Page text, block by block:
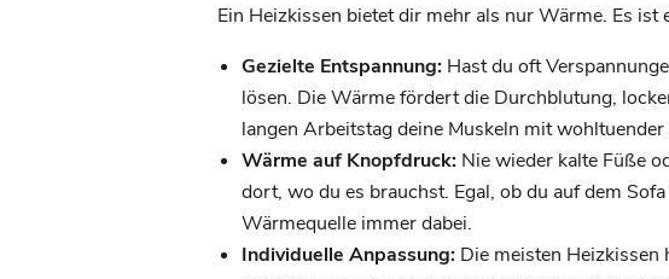
Ein Heizkissen bietet dir mehr als nur Wärme. Es
Gezielte Entspannung: Hast du oft
lösen. Die Wärme fördert die Durchblutung,
langen Arbeitstag deine Muskeln mit
Wärme auf Knopfdruck: Nie wieder kalte Füße
dort, wo du es brauchst. Egal, ob du auf dem
Wärmequelle immer dabei.
Individuelle Anpassung: Die meisten Heizkissen